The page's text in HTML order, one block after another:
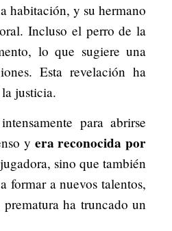
habitación, y su hermano
Incluso el perro de la
lo que sugiere una
Esta revelación ha
justicia.
para abrirse
y era reconocida por
sino que también
formar a nuevos talentos,
ha truncado un